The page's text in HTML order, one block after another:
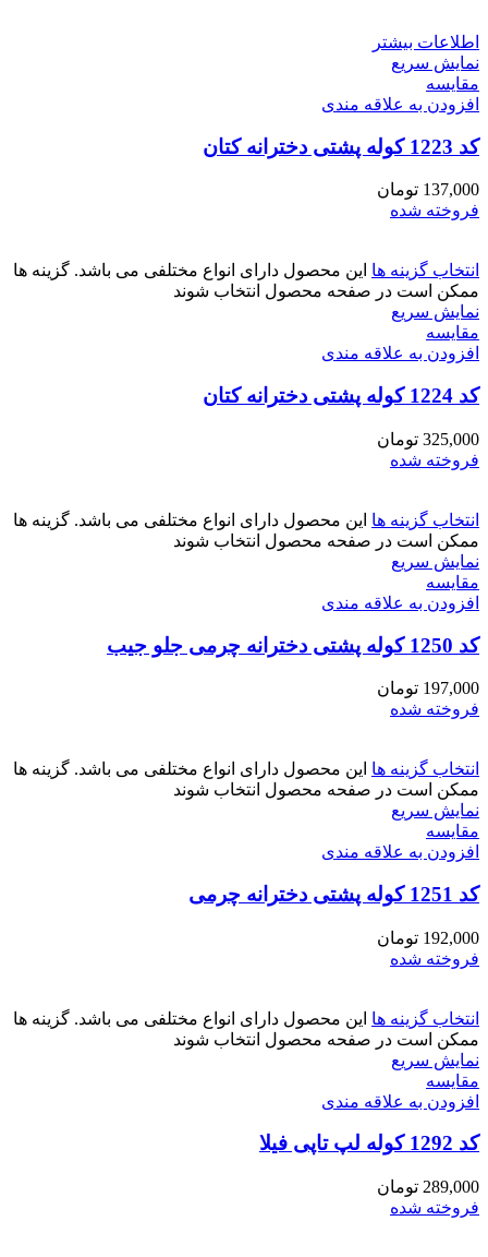
اطلاعات بیشتر
نمایش سریع
مقايسه
افزودن به علاقه مندی
کد 1223 کوله پشتی دخترانه کتان
137,000 تومان
فروخته شده
انتخاب گزینه ها این محصول دارای انواع مختلفی می باشد. گزینه ها
ممکن است در صفحه محصول انتخاب شوند
نمایش سریع
مقايسه
افزودن به علاقه مندی
کد 1224 کوله پشتی دخترانه کتان
325,000 تومان
فروخته شده
انتخاب گزینه ها این محصول دارای انواع مختلفی می باشد. گزینه ها
ممکن است در صفحه محصول انتخاب شوند
نمایش سریع
مقايسه
افزودن به علاقه مندی
کد 1250 کوله پشتی دخترانه چرمی جلو جیب
197,000 تومان
فروخته شده
انتخاب گزینه ها این محصول دارای انواع مختلفی می باشد. گزینه ها
ممکن است در صفحه محصول انتخاب شوند
نمایش سریع
مقايسه
افزودن به علاقه مندی
کد 1251 کوله پشتی دخترانه چرمی
192,000 تومان
فروخته شده
انتخاب گزینه ها این محصول دارای انواع مختلفی می باشد. گزینه ها
ممکن است در صفحه محصول انتخاب شوند
نمایش سریع
مقايسه
افزودن به علاقه مندی
کد 1292 کوله لپ تاپی فیلا
289,000 تومان
فروخته شده